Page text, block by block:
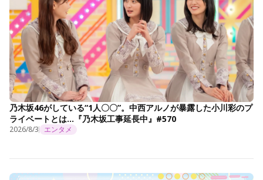
乃木坂46がしている“1人〇〇”。中西アルノが暴露した小川彩のプ
ライベートとは…『乃木坂工事延長中』#570
2026/8/3 エンタメ